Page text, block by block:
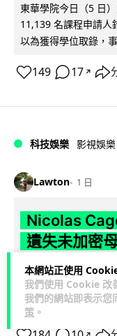
本網站正使用
我們使用 Cookie 改
我們的網站即表示您
策 。
東華學院今日（5 日
11,139 名課程申請人
以為獲得學位取錄，
149 17 ↗
科技娛樂 影視娛樂
Lawton 1 日
Nicolas
遺失未加密
【唔見未加密母帶咁
映的 Nicolas Cage
閱讀全文